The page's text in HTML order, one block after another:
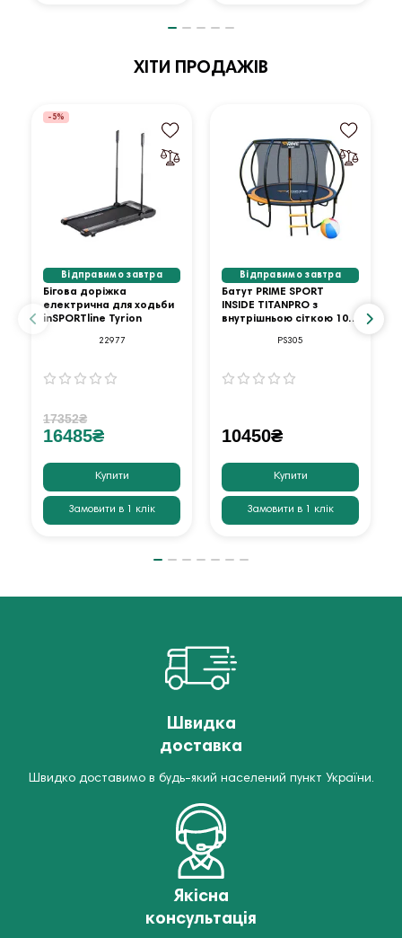
ХІТИ ПРОДАЖІВ
-5%
Відправимо завтра
Бігова доріжка
електрична для ходьби
inSPORTline Tyrion
22977
17352₴
16485₴
Купити
Замовити в 1 клік
Відправимо завтра
Батут PRIME SPORT
INSIDE TITANPRO з
внутрішньою сіткою 10
PS305
10450₴
Купити
Замовити в 1 клік
Швидка
доставка
Швидко доставимо в будь-який населений пункт України.
Якісна
консультація